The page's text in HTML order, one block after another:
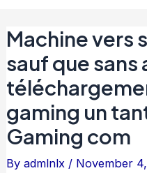
Machine vers
sauf que sans
gaming un
Gaming com
By admlnlx / November